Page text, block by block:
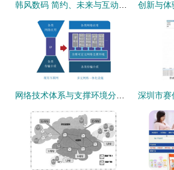
韩风数码 简约、未来与互动——韩国数码产品网页PSD设计素材解析
网络技术体系与支撑环境分离 邬江兴院士引领的发展新范式